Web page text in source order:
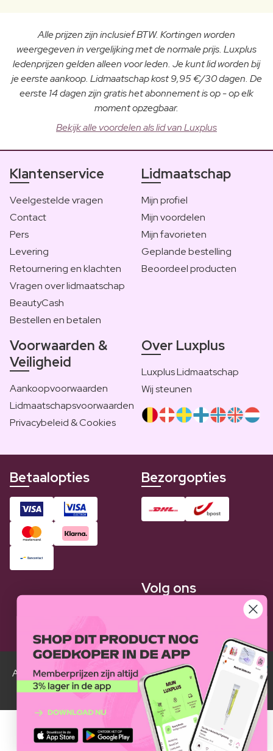
Alle prijzen zijn inclusief BTW. Kortingen worden
weergegeven in vergelijking met de normale prijs. Luxplus
ledenprijzen gelden alleen voor leden. Je kunt lid worden bij
je eerste aankoop. Lidmaatschap kost 9,95 €/30 dagen. De
eerste 14 dagen zijn gratis het abonnement is op - op elk
moment opzegbaar.
Bekijk alle voordelen als lid van Luxplus
Klantenservice
Veelgestelde vragen
Contact
Pers
Levering
Retournering en klachten
Vragen over lidmaatschap
BeautyCash
Bestellen en betalen
Lidmaatschap
Mijn profiel
Mijn voordelen
Mijn favorieten
Geplande bestelling
Beoordeel producten
Voorwaarden &
Veiligheid
Aankoopvoorwaarden
Lidmaatschapsvoorwaarden
Privacybeleid & Cookies
Over Luxplus
Luxplus Lidmaatschap
Wij steunen
Betaalopties Bezorgopties
Volg ons
Alle Luxplus ledenprijzen zijn weergegeven in vergelijking
met de normale prijzen.